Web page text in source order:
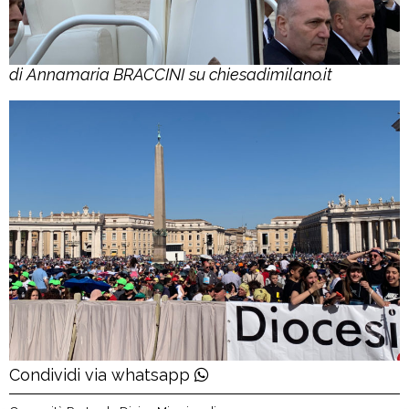
di Annamaria BRACCINI su chiesadimilano.it
Condividi via whatsapp